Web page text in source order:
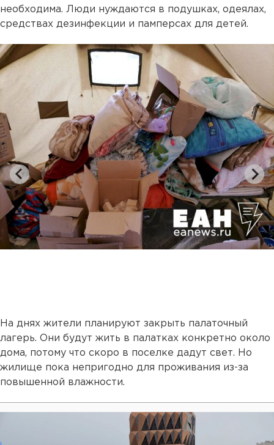
необходима. Люди нуждаются в подушках, одеялах,
средствах дезинфекции и памперсах для детей.
На днях жители планируют закрыть палаточный
лагерь. Они будут жить в палатках конкретно около
дома, потому что скоро в поселке дадут свет. Но
жилище пока непригодно для проживания из-за
повышенной влажности.